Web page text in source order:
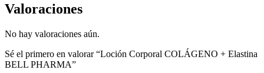
Valoraciones
No hay valoraciones aún.
Sé el primero en valorar “Loción Corporal COLÁGENO + Elastina
BELL PHARMA”